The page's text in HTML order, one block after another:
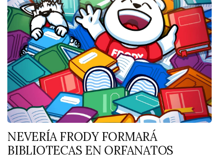
NEVERÍA FRODY FORMARÁ
BIBLIOTECAS EN ORFANATOS